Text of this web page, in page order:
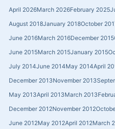
April 2026March 2026February 2025
August 2018January 2018October
June 2016March 2016December 2015
June 2015March 2015January 2015
July 2014June 2014May 2014April
December 2013November 2013
May 2013April 2013March 2013
December 2012November 2012
June 2012May 2012April 2012March